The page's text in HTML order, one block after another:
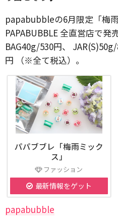
papabubbleの6月限定「梅雨
PAPABUBBLE 全直営店で発
BAG40g/530円、
円 （※全て税込）。
パパブブレ「梅雨ミック
ス」
ファッション
最新情報をゲット
papabubble